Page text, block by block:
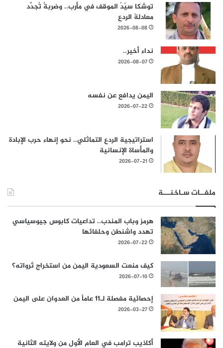
توشكا سيّدُ الموقف في مأرب.. وضربةٌ تُجدِّد
معادلةَ الردع
2026-08-08
نداء أخير..
2026-08-07
اليمن يدافع عن نفسه
2026-07-22
استراتيجية الردع التماثلي.. نحو إنهاء حرب الإبادة
والمأساة الإنسانية
2026-07-21
ملفــات سـاخنـــة
هرمز وباب المندب.. تداعيات كابوس جيوسياسي
تهدد واشنطن وحلفائها
2026-07-22
كيف منعت السعودية اليمن من استخراج ثرواته؟
2026-07-10
إحصائية مفصلة لـ11 عاماً من العدوان على اليمن
2026-03-27
أكاذيب ترامب في العام الأول من ولايته الثانية